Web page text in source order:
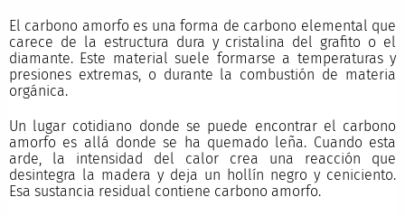
El carbono amorfo es una forma de carbono elemental que
carece de la estructura dura y cristalina del grafito o el
diamante. Este material suele formarse a temperaturas y
presiones extremas, o durante la combustión de materia
orgánica.
Un lugar cotidiano donde se puede encontrar el carbono
amorfo es allá donde se ha quemado leña. Cuando esta
arde, la intensidad del calor crea una reacción que
desintegra la madera y deja un hollín negro y ceniciento.
Esa sustancia residual contiene carbono amorfo.